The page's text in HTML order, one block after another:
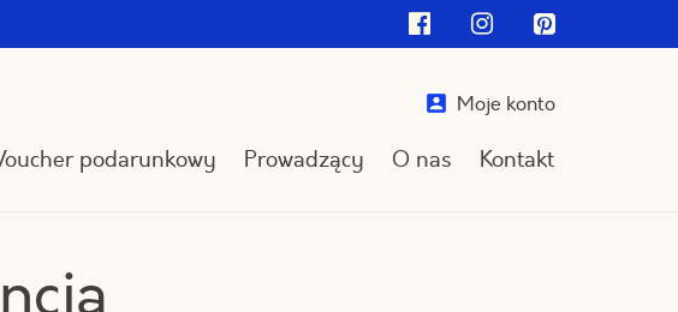
Moje konto
podarunkowy Prowadzący O nas Kontakt